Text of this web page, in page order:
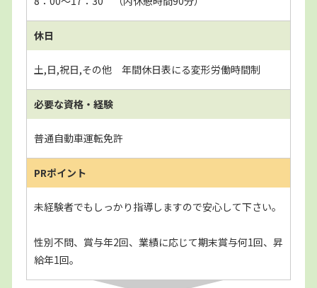
休日
土,日,祝日,その他 年間休日表にる変形労働時間制
必要な資格・経験
普通自動車運転免許
PRポイント
未経験者でもしっかり指導しますので安心して下さい。
性別不問、賞与年2回、業績に応じて期末賞与何1回、昇
給年1回。